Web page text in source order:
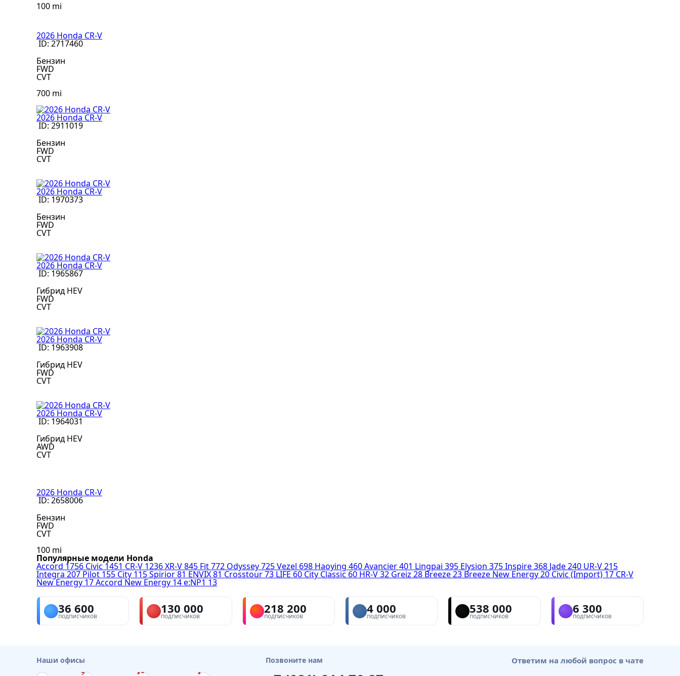
100 mi
2026 Honda CR-V
ID: 2717460
Бензин
FWD
CVT
700 mi
2026 Honda CR-V
ID: 2911019
Бензин
FWD
CVT
2026 Honda CR-V
ID: 1970373
Бензин
FWD
CVT
2026 Honda CR-V
ID: 1965867
Гибрид HEV
FWD
CVT
2026 Honda CR-V
ID: 1963908
Гибрид HEV
FWD
CVT
2026 Honda CR-V
ID: 1964031
Гибрид HEV
AWD
CVT
2026 Honda CR-V
ID: 2658006
Бензин
FWD
CVT
100 mi
Популярные модели Honda
Accord 1756 Civic 1451 CR-V 1236XR-V845 Fit772 Odyssey725Vezel 698 Haoying 460Avancier401 Lingpai 395 Elysion 375Inspire368 Jade240 UR-V215
Integra 207 Pilot 155 City 115Spirior81 ENVIX81 Crosstour73 LIFE 60 City Classic 60 HR-V32 Greiz 28 Breeze23 Breeze New Energy20 Civic (Import) 17 CR-V
New Energy 17Accord New Energy 14e:NP1 13
36 600
подписчиков
130 000
подписчиков
218 200
подписчиков
4 000
подписчиков
538 000
подписчиков
6 300
подписчиков
Наши офисы Позвоните нам Ответим на любой вопрос в чате